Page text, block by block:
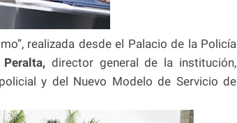
realizada desde el Palacio de la Policía
director general de la institución,
y del Nuevo Modelo de Servicio de